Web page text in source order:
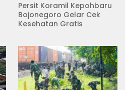
Persit Koramil Kepohbaru
Bojonegoro Gelar Cek
Kesehatan Gratis